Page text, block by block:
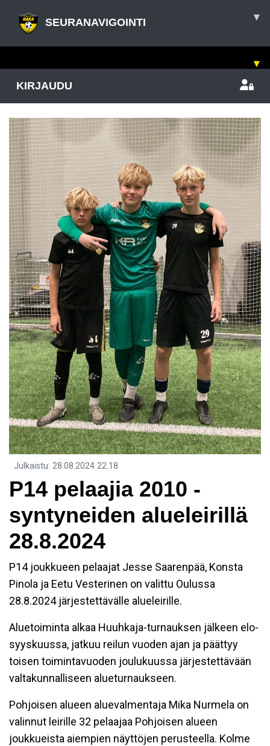
SEURANAVIGOINTI ▾
▾
KIRJAUDU
Julkaistu: 28.08.2024 22.18
​P14 pelaajia 2010 -
syntyneiden alueleirillä
28.8.2024
P14 joukkueen pelaajat Jesse Saarenpää, Konsta
Pinola ja Eetu Vesterinen on valittu Oulussa
28.8.2024 järjestettävälle alueleirille.
Aluetoiminta alkaa Huuhkaja-turnauksen jälkeen elo-
syyskuussa, jatkuu reilun vuoden ajan ja päättyy
toisen toimintavuoden joulukuussa järjestettävään
valtakunnalliseen alueturnaukseen.
Pohjoisen alueen aluevalmentaja Mika Nurmela on
valinnut leirille 32 pelaajaa Pohjoisen alueen
joukkueista aiempien näyttöjen perusteella. Kolme